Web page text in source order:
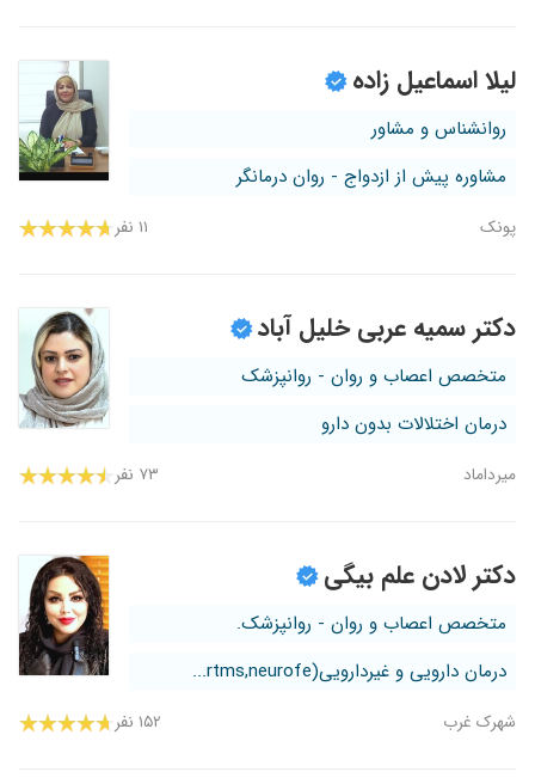
لیلا اسماعیل زاده
روانشناس و مشاور
مشاوره پیش از ازدواج - روان درمانگر
پونک ۱۱ نفر
دکتر سمیه عربی خلیل آباد
متخصص اعصاب و روان - روانپزشک
درمان اختلالات بدون دارو
میرداماد ۷۳ نفر
دکتر لادن علم بیگی
متخصص اعصاب و روان - روانپزشک.
درمان دارویی و غیردارویی(rtms,neurofe...
شهرک غرب ۱۵۲ نفر